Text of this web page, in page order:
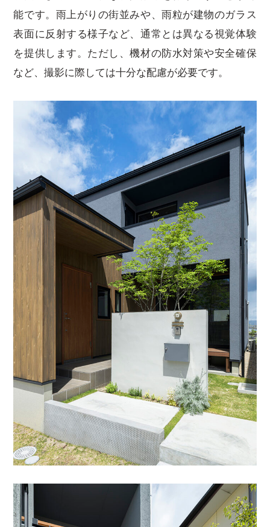
能です。雨上がりの街並みや、雨粒が建物のガラス
表面に反射する様子など、通常とは異なる視覚体験
を提供します。ただし、機材の防水対策や安全確保
など、撮影に際しては十分な配慮が必要です。